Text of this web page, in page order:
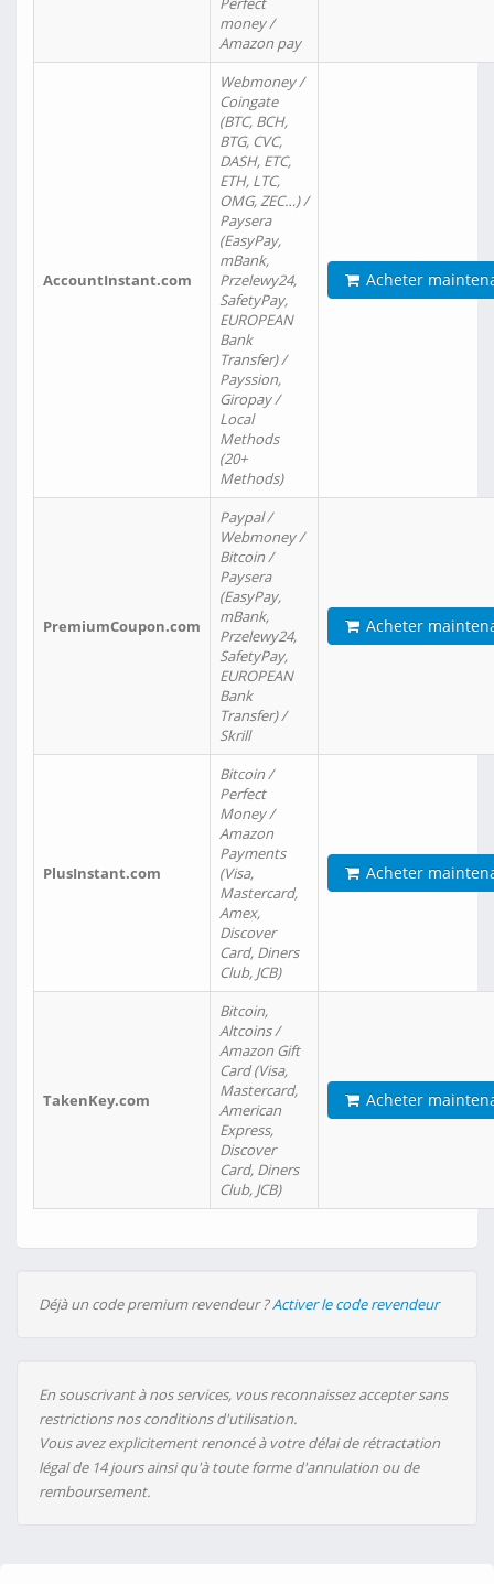
money /
Amazon pay
AccountInstant.com
Webmoney /
Coingate
(BTC, BCH,
BTG, CVC,
DASH, ETC,
ETH, LTC,
OMG, ZEC…) /
Paysera
(EasyPay,
mBank,
Przelewy24,
SafetyPay,
EUROPEAN
Bank
Transfer) /
Payssion,
Giropay /
Local
Methods
(20+
Methods)
Acheter
PremiumCoupon.com
Paypal /
Webmoney /
Bitcoin /
Paysera
(EasyPay,
mBank,
Przelewy24,
SafetyPay,
EUROPEAN
Bank
Transfer) /
Skrill
Acheter
PlusInstant.com
Bitcoin /
Perfect
Money /
Amazon
Payments
(Visa,
Mastercard,
Amex,
Discover
Card, Diners
Club, JCB)
Acheter
TakenKey.com
Bitcoin,
Altcoins /
Amazon Gift
Card (Visa,
Mastercard,
American
Express,
Discover
Card, Diners
Club, JCB)
Acheter
Déjà un code premium revendeur ?Activer le code revendeur
En souscrivant à nos services, vous reconnaissez accepter sans
restrictions nos conditions d'utilisation.
Vous avez explicitement renoncé à votre délai de rétractation
légal de 14 jours ainsi qu'à toute forme d'annulation ou de
remboursement.